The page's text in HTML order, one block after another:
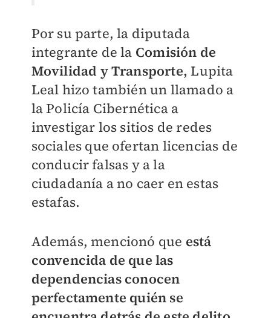
Por su parte, la diputada
integrante de la Comisión de
Movilidad y Transporte, Lupita
Leal hizo también un llamado a
la Policía Cibernética a
investigar los sitios de redes
sociales que ofertan licencias de
conducir falsas y a la
ciudadanía a no caer en estas
estafas.
Además, mencionó que está
convencida de que las
dependencias conocen
perfectamente quién se